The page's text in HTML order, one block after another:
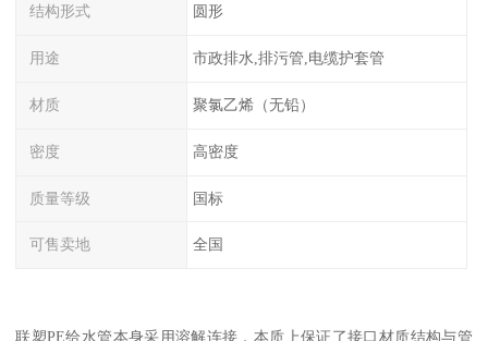
结构形式 圆形
用途 市政排水,排污管,电缆护套管
材质 聚氯乙烯（无铅）
密度 高密度
质量等级 国标
可售卖地 全国
联塑PE给水管本身采用溶解连接，本质上保证了接口材质结构与管